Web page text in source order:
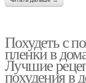
Похудеть с
пленки в
Лучшие
похудения в